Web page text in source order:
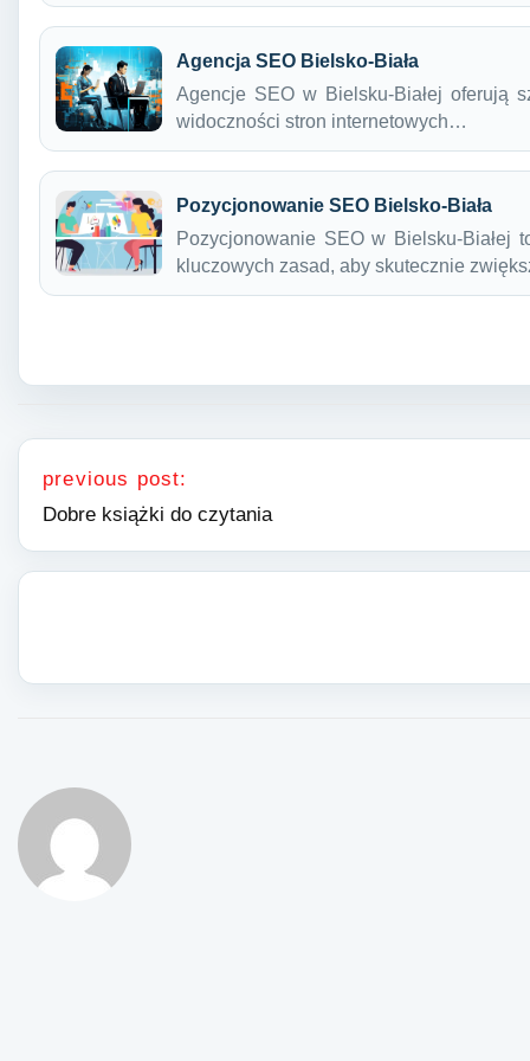
Agencja SEO Bielsko-Biała
Agencje SEO w Bielsku-Białej oferują
widoczności stron internetowych…
Pozycjonowanie SEO Bielsko-Biała
Pozycjonowanie SEO w Bielsku-Białej
kluczowych zasad, aby skutecznie
Nawigacja wpisu
previous post:
Dobre książki do czytania